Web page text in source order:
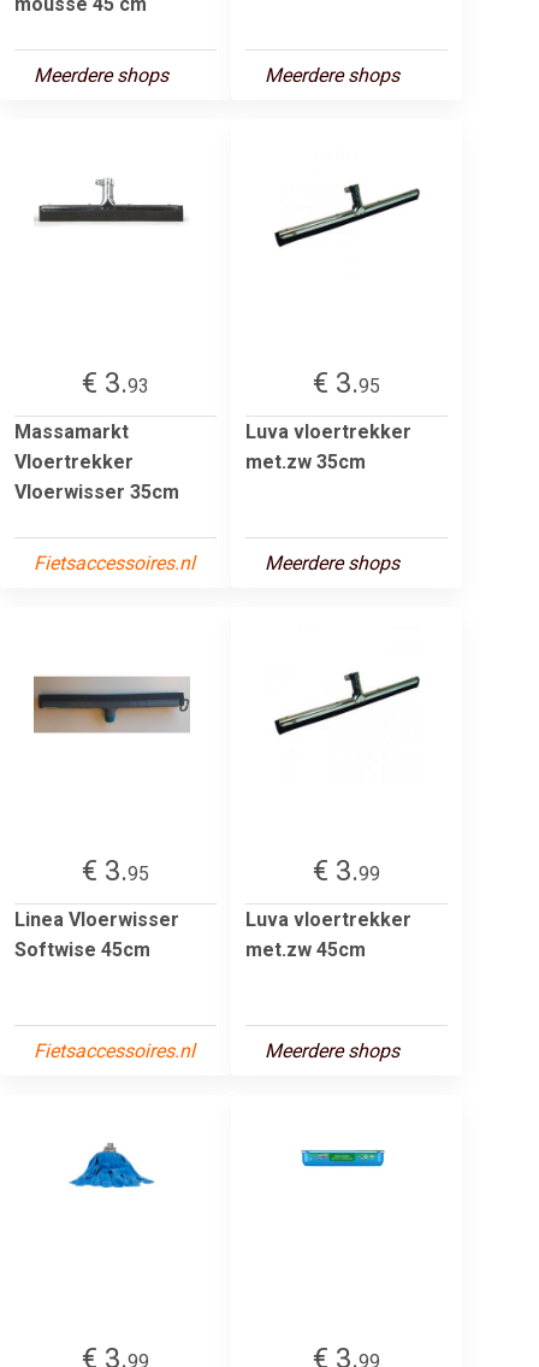
Meerdere shops Meerdere shops
€ 3.93
Massamarkt
Vloertrekker
Vloerwisser 35cm
Fietsaccessoires.nl
€ 3.95
Luva vloertrekker
met.zw 35cm
Meerdere shops
€ 3.95
Linea Vloerwisser
Softwise 45cm
Fietsaccessoires.nl
€ 3.99
Luva vloertrekker
met.zw 45cm
Meerdere shops
€ 3.99
€ 3.99